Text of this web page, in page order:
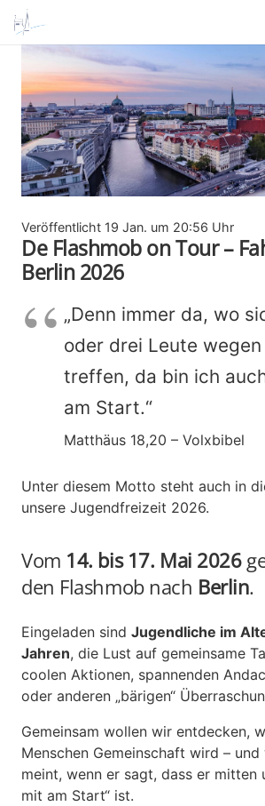
Veröffentlicht 19 Jan. um 20:56 Uhr
De Flashmob on Tour –
Berlin 2026
„Denn immer da, wo
oder drei Leute
treffen, da bin ich
am Start.“
Matthäus 18,20 – Volxbibel
Unter diesem Motto steht auch in
unsere Jugendfreizeit 2026.
Vom 14. bis 17. Mai 2026
den Flashmob nach Berlin.
Eingeladen sind Jugendliche im
Jahren, die Lust auf gemeinsame
coolen Aktionen, spannenden
oder anderen „bärigen“
Gemeinsam wollen wir entdecken,
Menschen Gemeinschaft wird –
meint, wenn er sagt, dass er mitten
mit am Start“ ist.